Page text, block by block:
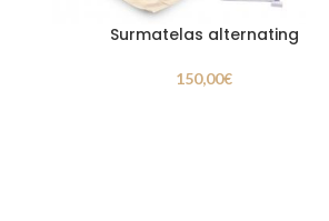
Surmatelas alternating
150,00€